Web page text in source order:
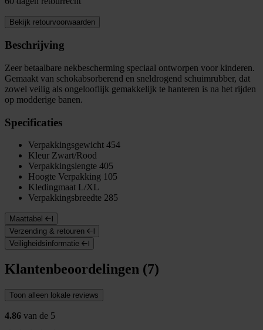
Bekijk retourvoorwaarden
Beschrijving
Zeer betaalbare nekbescherming speciaal ontworpen voor kinderen.
Gemaakt van schokabsorberend en sneldrogend schuimrubber, dat
zowel veilig als ongelooflijk gemakkelijk te hanteren is na het rijden
op modderige banen.
Specificaties
Verpakkingsgewicht 454
Kleur Zwart/Rood
Verpakkingslengte 405
Hoogte Verpakking 105
Kledingmaat L/XL
Verpakkingsbreedte 285
Maattabel
Verzending & retouren
Veiligheidsinformatie
Klantenbeoordelingen (7)
Toon alleen lokale reviews
4.86 van de 5